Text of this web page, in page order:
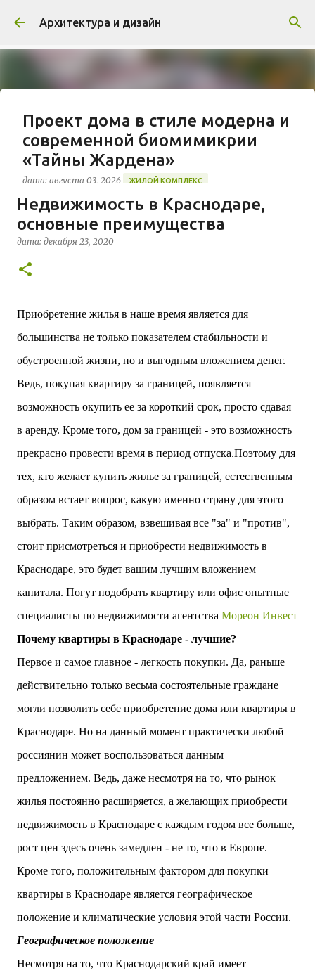
К основному контенту
Архитектура и дизайн
Проект дома в стиле модерна и
современной биомимикрии
«Тайны Жардена»
дата: августа 03, 2026 ЖИЛОЙ КОМПЛЕКС
В марте 2026 года в Монпелье завершилось
строительство знакового жилого комплекса
«Jardins Secrets» от бюро Vincent Callebaut
территории бывшей пехотной школы (EAI) в
исторический контекст. Комплекс состоит из
— социального назначения, общая площадь 5 364
м²) и «Opale & Sens» (38 квартир, включая 11
113 жилых единиц спроектированы с учетом
строгих норм пожарной безопасности,
инклюзивности. Успех проекта был подтвержден
победой в городском конкурсе 2021 года и
пирамида глобального качества» от Федерации
застройщиков Окситании в 2024 году. Концепция
средиземноморский манифест. Архитекторы
стремились объединить память о военном
Недвижимость в Краснодаре,
основные преимущества
дата: декабря 23, 2020
Приобретение жилья в наше время является для
большинства не только показателем стабильности и
обустроенной жизни, но и выгодным вложением денег.
Ведь, покупая квартиру за границей, появляется
возможность окупить ее за короткий срок, просто сдавая
в аренду. Кроме того, дом за границей - это возможность
прекрасно провести время в период отпуска.Поэтому для
тех, кто желает купить жилье за границей, естественным
образом встает вопрос, какую именно страну для этого
выбрать. Таким образом, взвешивая все "за" и "против",
стоит присмотреться и приобрести недвижимость в
Краснодаре, это будет вашим лучшим вложением
капитала. Погут подобрать квартиру или офис опытные
специалисты по недвижимости агентства Мореон Инвест
Почему квартиры в Краснодаре - лучшие?
Первое и самое главное - легкость покупки. Да, раньше
действительно только весьма состоятельные граждане
могли позволить себе приобретение дома или квартиры в
Краснодаре. Но на данный момент практически любой
россиянин может воспользоваться данным
предложением. Ведь, даже несмотря на то, что рынок
жилья постоянно расширяется, а желающих приобрести
недвижимость в Краснодаре с каждым годом все больше,
рост цен здесь очень замедлен - не то, что в Европе.
Кроме того, положительным фактором для покупки
квартиры в Краснодаре является географическое
положение и климатические условия этой части России.
Географическое положение
Несмотря на то, что Краснодарский край имеет